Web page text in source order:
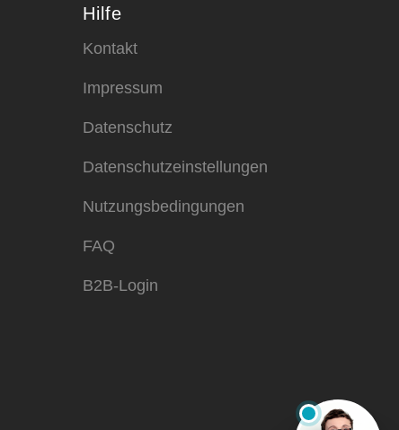
Hilfe
Kontakt
Impressum
Datenschutz
Datenschutzeinstellungen
Nutzungsbedingungen
FAQ
B2B-Login